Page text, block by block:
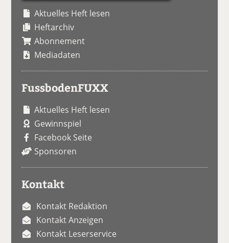
Aktuelles Heft lesen
Heftarchiv
Abonnement
Mediadaten
FussbodenFUXX
Aktuelles Heft lesen
Gewinnspiel
Facebook Seite
Sponsoren
Kontakt
Kontakt Redaktion
Kontakt Anzeigen
Kontakt Leserservice